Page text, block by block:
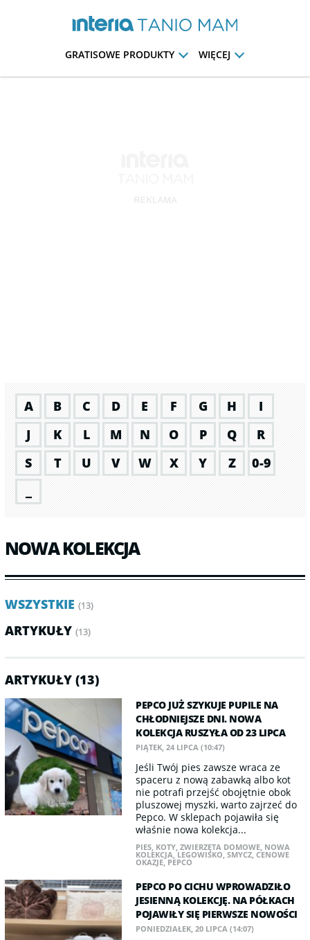
GRATISOWE PRODUKTY WIĘCEJ
A B C D E F G H
I
J
K L M N O P Q
R
S
T U V W X Y Z
0-9
NOWA KOLEKCJA
WSZYSTKIE (13)
ARTYKUŁY (13)
ARTYKUŁY (13)
PEPCO JUŻ SZYKUJE PUPILE NA
CHŁODNIEJSZE DNI. NOWA
KOLEKCJA RUSZYŁA OD 23 LIPCA
PIĄTEK, 24 LIPCA (10:47)
Jeśli Twój pies zawsze wraca ze
spaceru z nową zabawką albo kot
nie potrafi przejść obojętnie obok
pluszowej myszki, warto zajrzeć do
Pepco. W sklepach pojawiła się
właśnie nowa kolekcja...
PIES, KOTY,ZWIERZĘTA DOMOWE, NOWA
KOLEKCJA,LEGOWISKO,SMYCZ,CENOWE
OKAZJE, PEPCO
PEPCO PO CICHU WPROWADZIŁO
JESIENNĄ KOLEKCJĘ. NA PÓŁKACH
POJAWIŁY SIĘ PIERWSZE NOWOŚCI
PONIEDZIAŁEK, 20 LIPCA (14:07)